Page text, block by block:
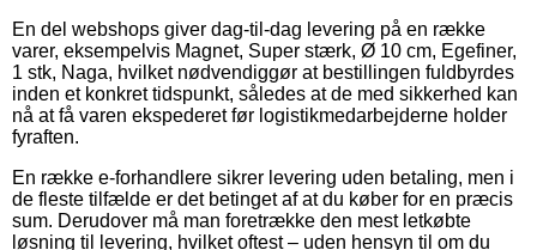
En del webshops giver dag-til-dag levering på en række
varer, eksempelvis Magnet, Super stærk, Ø 10 cm, Egefiner,
1 stk, Naga, hvilket nødvendiggør at bestillingen fuldbyrdes
inden et konkret tidspunkt, således at de med sikkerhed kan
nå at få varen ekspederet før logistikmedarbejderne holder
fyraften.
En række e-forhandlere sikrer levering uden betaling, men i
de fleste tilfælde er det betinget af at du køber for en præcis
sum. Derudover må man foretrække den mest letkøbte
løsning til levering, hvilket oftest – uden hensyn til om du